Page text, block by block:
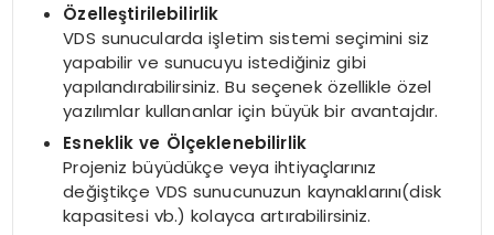
Özelleştirilebilirlik
VDS sunucularda işletim sistemi seçimini siz
yapabilir ve sunucuyu istediğiniz gibi
yapılandırabilirsiniz. Bu seçenek özellikle özel
yazılımlar kullananlar için büyük bir avantajdır.
Esneklik ve Ölçeklenebilirlik
Projeniz büyüdükçe veya ihtiyaçlarınız
değiştikçe VDS sunucunuzun kaynaklarını(disk
kapasitesi vb.) kolayca artırabilirsiniz.